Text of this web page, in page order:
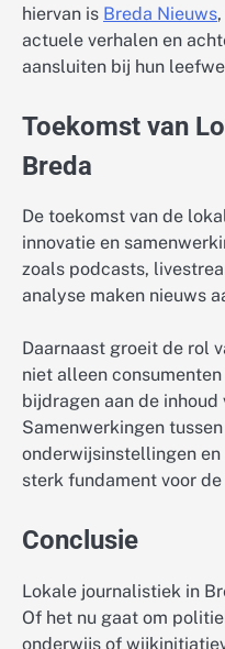
hiervan is Breda Nieuws
actuele verhalen en
aansluiten bij hun
Toekomst van
Breda
De toekomst van de
innovatie en
zoals podcasts,
analyse maken nieuws
Daarnaast groeit de rol
niet alleen
bijdragen aan de
Samenwerkingen
onderwijsinstellingen en
sterk fundament voor
Conclusie
Lokale journalistiek in
Of het nu gaat om
onderwijs of